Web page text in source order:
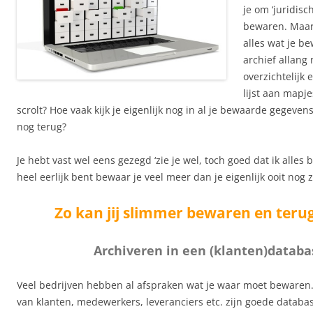
je om
bewaren.
alles wat je
archief allang
overzichtelijk
lijst aan
scrolt? Hoe vaak kijk je eigenlijk nog in al je bewaarde
nog terug?
Je hebt vast wel eens gezegd ‘zie je wel, toch goed dat ik alles
heel eerlijk bent bewaar je veel meer dan je eigenlijk ooit nog
Zo kan jij slimmer bewaren en
Archiveren in een
Veel bedrijven hebben al afspraken wat je waar moet
van klanten, medewerkers, leveranciers etc. zijn goede